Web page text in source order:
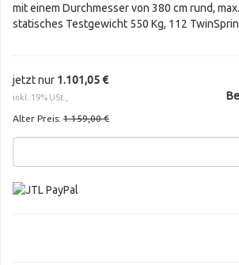
mit einem Durchmesser von 380 cm rund,
statisches Testgewicht 550 Kg, 112
jetzt nur 1.101,05 €
inkl. 19% USt.,
Alter Preis: 1.159,00 €